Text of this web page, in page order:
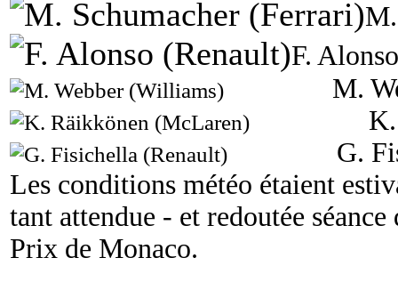
F.
M.
G.
Les conditions météo étaient
tant attendue - et redoutée
Prix de Monaco.